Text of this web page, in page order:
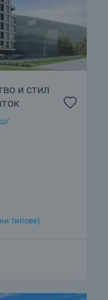
и стил
типове)